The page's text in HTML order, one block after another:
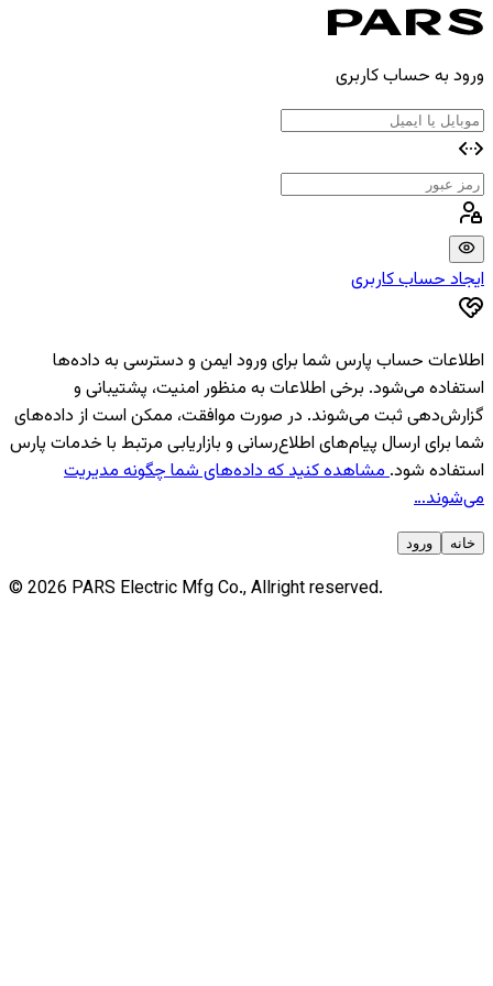
ورود به حساب کاربری
ایجاد حساب کاربری
اطلاعات حساب پارس شما برای ورود ایمن و دسترسی به داده‌ها
استفاده می‌شود. برخی اطلاعات به منظور امنیت، پشتیبانی و
گزارش‌دهی ثبت می‌شوند. در صورت موافقت، ممکن است از داده‌های
شما برای ارسال پیام‌های اطلاع‌رسانی و بازاریابی مرتبط با خدمات پارس
استفاده شود. مشاهده کنید که داده‌های شما چگونه مدیریت
می‌شوند…
خانه ورود
© 2026 PARS Electric Mfg Co., Allright reserved.